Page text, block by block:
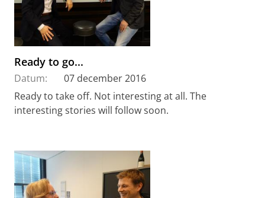
Ready to go...
Datum:
07 december 2016
Ready to take off. Not interesting at all. The
interesting stories will follow soon.